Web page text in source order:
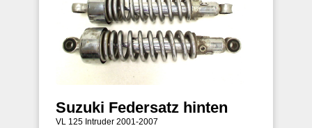
Suzuki Federsatz hinten
VL 125 Intruder 2001-2007